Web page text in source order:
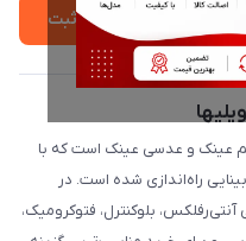
ثبت
عینک و عدسی عینک است که با
راه‌اندازی شده است. در
بلوکنترل، فتوکرومیک،